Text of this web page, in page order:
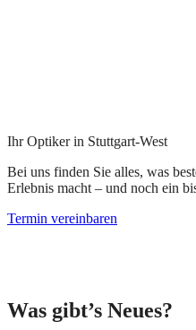
Ihr Optiker in Stuttgart-West
Bei uns finden Sie alles, was
Erlebnis macht – und noch ein
Termin vereinbaren
Was gibt’s Neues?